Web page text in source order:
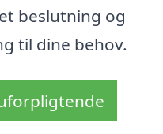
beslutning og
til dine behov.